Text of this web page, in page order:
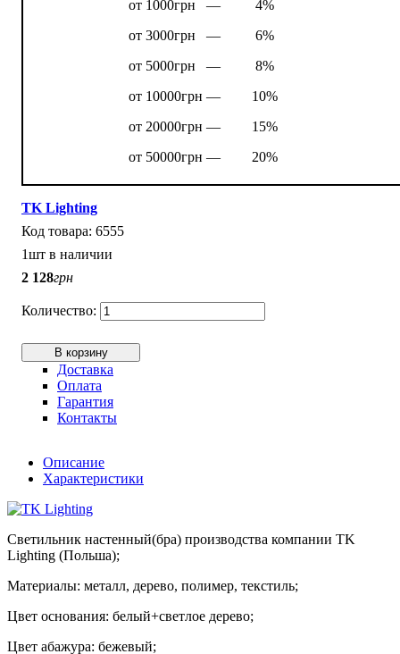
от 1000грн —
4%
от 3000грн —
6%
от 5000грн —
8%
от 10000грн —
10%
от 20000грн —
15%
от 50000грн —
20%
TK Lighting
6555
1шт в наличии
2 128грн
В корзину
Доставка
Оплата
Гарантия
Контакты
Описание
Характеристики
Светильник настенный(бра) производства компании TK
Lighting (Польша);
Материалы: металл, дерево, полимер, текстиль;
Цвет основания: белый+светлое дерево;
Цвет абажура: бежевый;